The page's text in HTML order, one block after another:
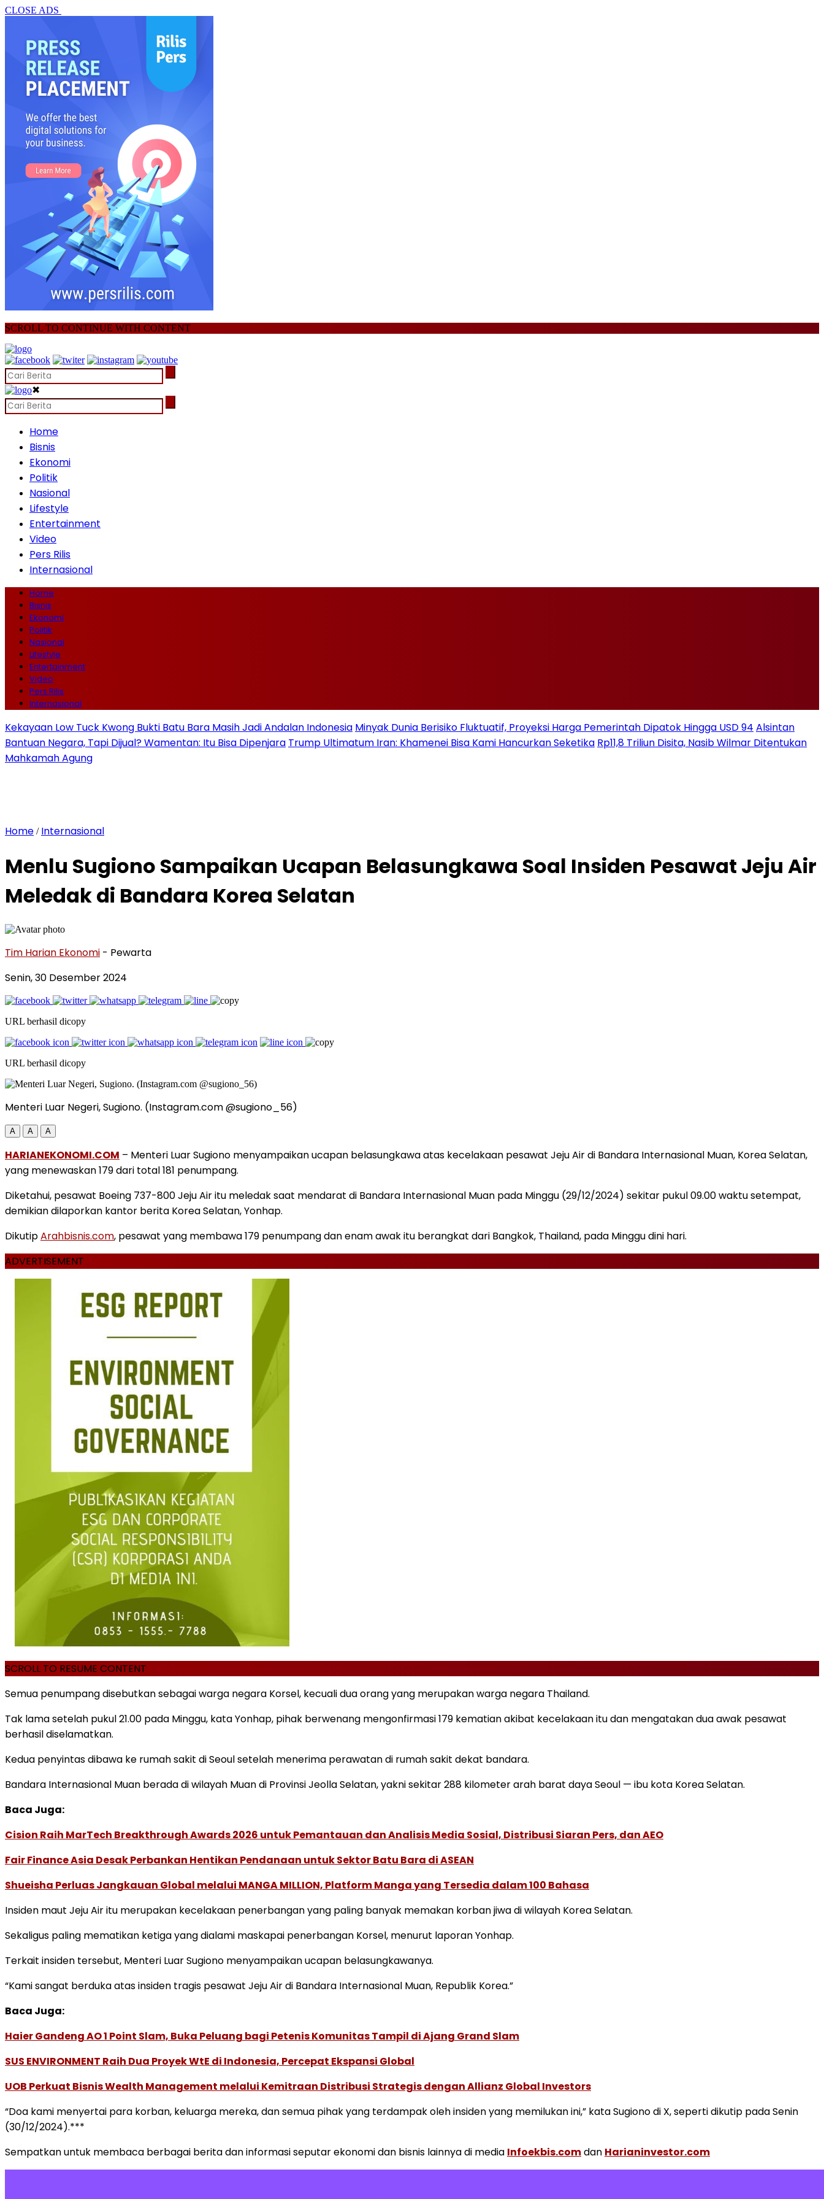
CLOSE ADS
SCROLL TO CONTINUE WITH CONTENT
✖
Home
Bisnis
Ekonomi
Politik
Nasional
Lifestyle
Entertainment
Video
Pers Rilis
Internasional
Home
Bisnis
Ekonomi
Politik
Nasional
Lifestyle
Entertainment
Video
Pers Rilis
Internasional
Kekayaan Low Tuck Kwong Bukti Batu Bara Masih Jadi Andalan Indonesia Minyak Dunia Berisiko Fluktuatif, Proyeksi Harga Pemerintah Dipatok Hingga USD 94 Alsintan
Bantuan Negara, Tapi Dijual? Wamentan: Itu Bisa Dipenjara Trump Ultimatum Iran: Khamenei Bisa Kami Hancurkan Seketika Rp11,8 Triliun Disita, Nasib Wilmar Ditentukan
Mahkamah Agung
Home / Internasional
Menlu Sugiono Sampaikan Ucapan Belasungkawa Soal Insiden Pesawat Jeju Air
Meledak di Bandara Korea Selatan
Tim Harian Ekonomi - Pewarta
Senin, 30 Desember 2024
URL berhasil dicopy
URL berhasil dicopy
Menteri Luar Negeri, Sugiono. (Instagram.com @sugiono_56)
A A A
HARIANEKONOMI.COM – Menteri Luar Sugiono menyampaikan ucapan belasungkawa atas kecelakaan pesawat Jeju Air di Bandara Internasional Muan, Korea Selatan,
yang menewaskan 179 dari total 181 penumpang.
Diketahui, pesawat Boeing 737-800 Jeju Air itu meledak saat mendarat di Bandara Internasional Muan pada Minggu (29/12/2024) sekitar pukul 09.00 waktu setempat,
demikian dilaporkan kantor berita Korea Selatan, Yonhap.
DikutipArahbisnis.com, pesawat yang membawa 179 penumpang dan enam awak itu berangkat dari Bangkok, Thailand, pada Minggu dini hari.
ADVERTISEMENT
SCROLL TO RESUME CONTENT
Semua penumpang disebutkan sebagai warga negara Korsel, kecuali dua orang yang merupakan warga negara Thailand.
Tak lama setelah pukul 21.00 pada Minggu, kata Yonhap, pihak berwenang mengonfirmasi 179 kematian akibat kecelakaan itu dan mengatakan dua awak pesawat
berhasil diselamatkan.
Kedua penyintas dibawa ke rumah sakit di Seoul setelah menerima perawatan di rumah sakit dekat bandara.
Bandara Internasional Muan berada di wilayah Muan di Provinsi Jeolla Selatan, yakni sekitar 288 kilometer arah barat daya Seoul — ibu kota Korea Selatan.
Baca Juga:
Cision Raih MarTech Breakthrough Awards 2026 untuk Pemantauan dan Analisis Media Sosial, Distribusi Siaran Pers, dan AEO
Fair Finance Asia Desak Perbankan Hentikan Pendanaan untuk Sektor Batu Bara di ASEAN
Shueisha Perluas Jangkauan Global melalui MANGA MILLION, Platform Manga yang Tersedia dalam 100 Bahasa
Insiden maut Jeju Air itu merupakan kecelakaan penerbangan yang paling banyak memakan korban jiwa di wilayah Korea Selatan.
Sekaligus paling mematikan ketiga yang dialami maskapai penerbangan Korsel, menurut laporan Yonhap.
Terkait insiden tersebut, Menteri Luar Sugiono menyampaikan ucapan belasungkawanya.
“Kami sangat berduka atas insiden tragis pesawat Jeju Air di Bandara Internasional Muan, Republik Korea.”
Baca Juga:
Haier Gandeng AO 1 Point Slam, Buka Peluang bagi Petenis Komunitas Tampil di Ajang Grand Slam
SUS ENVIRONMENT Raih Dua Proyek WtE di Indonesia, Percepat Ekspansi Global
UOB Perkuat Bisnis Wealth Management melalui Kemitraan Distribusi Strategis dengan Allianz Global Investors
“Doa kami menyertai para korban, keluarga mereka, dan semua pihak yang terdampak oleh insiden yang memilukan ini,” kata Sugiono di X, seperti dikutip pada Senin
(30/12/2024).***
Sempatkan untuk membaca berbagai berita dan informasi seputar ekonomi dan bisnis lainnya di media Infoekbis.comdan Harianinvestor.com